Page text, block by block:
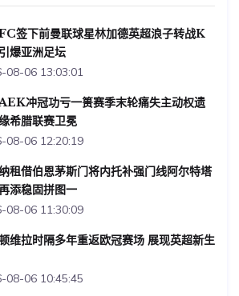
签下前曼联球星林加德英超浪子转战K
爆亚洲足坛
08-06 13:03:01
冲冠功亏一篑赛季末轮痛失主动权遗
希腊联赛卫冕
08-06 12:20:19
租借伯恩茅斯门将内托补强门线阿尔特塔
添稳固拼图一
08-06 11:30:09
维拉时隔多年重返欧冠赛场 展现英超新生
08-06 10:45:45